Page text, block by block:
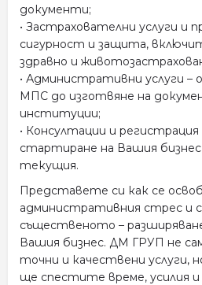
документи;
• Застрахователни услуги и
сигурност и защита,
здравно и
• Административни услуги –
МПС до изготвяне на
институции;
• Консултации и регистрация
стартиране на Вашия
текущия.
Представете си как се
административния стрес и
същественото –
Вашия бизнес. ДМ ГРУП не
точни и качествени услуги,
ще спестите време, усилия